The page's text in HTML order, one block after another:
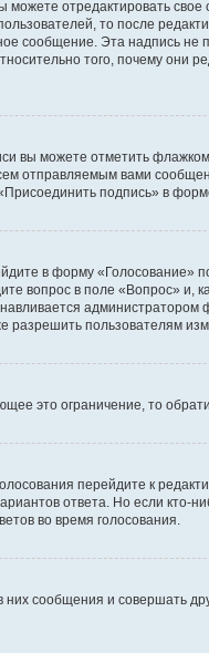
отредактировать свое
то после
сообщение. Эта надпись
того, почему они
вы можете отметить
отправляемым вами
подпись» в
в форму «Голосование»
вопрос в поле «Вопрос» и,
разрешить пользователям
это ограничение, то
перейдите к
ответа. Но если кто-
во время голосования.
сообщения и совершать